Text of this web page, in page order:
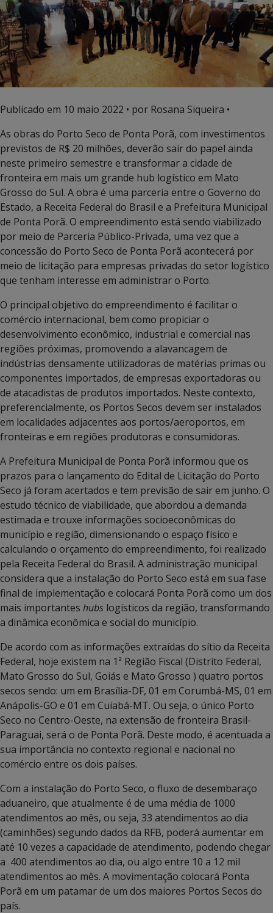
Publicado em 10 maio 2022 • por Rosana Siqueira •
As obras do Porto Seco de Ponta Porã, com investimentos
previstos de R$ 20 milhões, deverão sair do papel ainda
neste primeiro semestre e transformar a cidade de
fronteira em mais um grande hub logístico em Mato
Grosso do Sul. A obra é uma parceria entre o Governo do
Estado, a Receita Federal do Brasil e a Prefeitura Municipal
de Ponta Porã. O empreendimento está sendo viabilizado
por meio de Parceria Público-Privada, uma vez que a
concessão do Porto Seco de Ponta Porã acontecerá por
meio de licitação para empresas privadas do setor logístico
que tenham interesse em administrar o Porto.
O principal objetivo do empreendimento é facilitar o
comércio internacional, bem como propiciar o
desenvolvimento econômico, industrial e comercial nas
regiões próximas, promovendo a alavancagem de
indústrias densamente utilizadoras de matérias primas ou
componentes importados, de empresas exportadoras ou
de atacadistas de produtos importados. Neste contexto,
preferencialmente, os Portos Secos devem ser instalados
em localidades adjacentes aos portos/aeroportos, em
fronteiras e em regiões produtoras e consumidoras.
A Prefeitura Municipal de Ponta Porã informou que os
prazos para o lançamento do Edital de Licitação do Porto
Seco já foram acertados e tem previsão de sair em junho. O
estudo técnico de viabilidade, que abordou a demanda
estimada e trouxe informações socioeconômicas do
município e região, dimensionando o espaço físico e
calculando o orçamento do empreendimento, foi realizado
pela Receita Federal do Brasil. A administração municipal
considera que a instalação do Porto Seco está em sua fase
final de implementação e colocará Ponta Porã como um dos
mais importantes hubs logísticos da região, transformando
a dinâmica econômica e social do município.
De acordo com as informações extraídas do sítio da Receita
Federal, hoje existem na 1ª Região Fiscal (Distrito Federal,
Mato Grosso do Sul, Goiás e Mato Grosso ) quatro portos
secos sendo: um em Brasília-DF, 01 em Corumbá-MS, 01 em
Anápolis-GO e 01 em Cuiabá-MT. Ou seja, o único Porto
Seco no Centro-Oeste, na extensão de fronteira Brasil-
Paraguai, será o de Ponta Porã. Deste modo, é acentuada a
sua importância no contexto regional e nacional no
comércio entre os dois países.
Com a instalação do Porto Seco, o fluxo de desembaraço
aduaneiro, que atualmente é de uma média de 1000
atendimentos ao mês, ou seja, 33 atendimentos ao dia
(caminhões) segundo dados da RFB, poderá aumentar em
até 10 vezes a capacidade de atendimento, podendo chegar
a 400 atendimentos ao dia, ou algo entre 10 a 12 mil
atendimentos ao mês. A movimentação colocará Ponta
Porã em um patamar de um dos maiores Portos Secos do
país.